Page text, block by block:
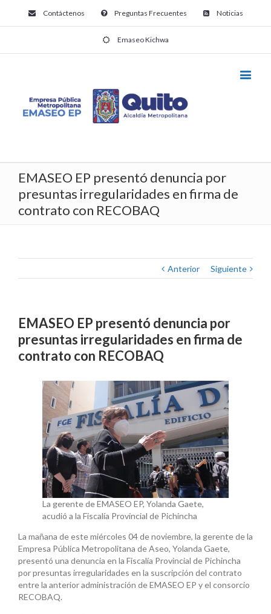
Contáctenos Preguntas Frecuentes Noticias
Emaseo Kichwa
EMASEO EP presentó denuncia por
presuntas irregularidades en firma de
contrato con RECOBAQ
Anterior Siguiente
EMASEO EP presentó denuncia por
presuntas irregularidades en firma de
contrato con RECOBAQ
La gerente de EMASEO EP, Yolanda Gaete,
acudió a la Fiscalía Provincial de Pichincha
La mañana de este miércoles 04 de noviembre, la gerente de la
Empresa Pública Metropolitana de Aseo, Yolanda Gaete,
presentó una denuncia en la Fiscalía Provincial de Pichincha
por presuntas irregularidades en la suscripción del contrato
entre la anterior administración de EMASEO EP y el consorcio
RECOBAQ.